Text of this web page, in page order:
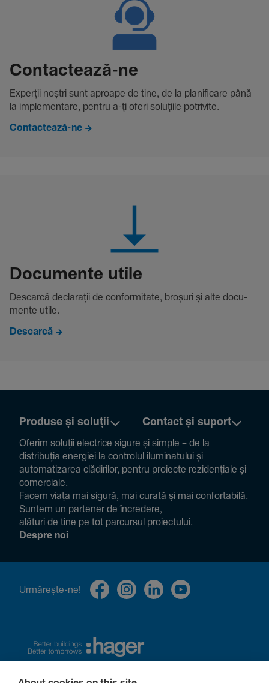
Contac­tează-ne
Experții noștri sunt aproape de tine, de la plani­fi­care până
la imple­men­tare, pentru a-ți oferi solu­țiile potri­vite.
Contactează-ne
Docu­mente utile
Descarcă decla­rații de conformitate, broșuri și alte docu­
mente utile.
Descarcă
Produse și soluții Contact și suport
Oferim soluții electrice sigure și simple – de la
distribuția energiei la controlul ilumi­na­tului și
auto­ma­ti­zarea clădi­rilor, pentru proiecte rezi­den­țiale și
comer­ciale.
Facem viața mai sigură, mai curată și mai confor­ta­bilă.
Suntem un partener de încre­dere,
alături de tine pe tot parcursul proiec­tului.
Despre noi
Urmă­rește-ne!